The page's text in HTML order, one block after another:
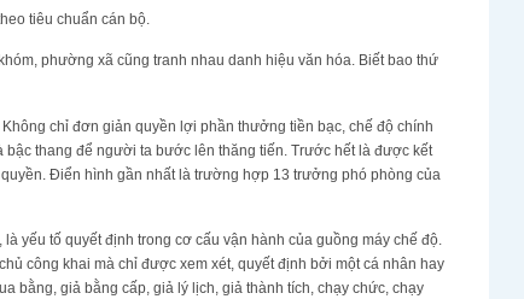
tiêu chuẩn cán bộ.
phường xã cũng tranh nhau danh hiệu văn hóa. Biết bao thứ
chỉ đơn giản quyền lợi phần thưởng tiền bạc, chế độ chính
thang để người ta bước lên thăng tiến. Trước hết là được kết
Điển hình gần nhất là trường hợp 13 trưởng phó phòng của
yếu tố quyết định trong cơ cấu vận hành của guồng máy chế độ.
công khai mà chỉ được xem xét, quyết định bởi một cá nhân hay
bằng, giả bằng cấp, giả lý lịch, giả thành tích, chạy chức, chạy